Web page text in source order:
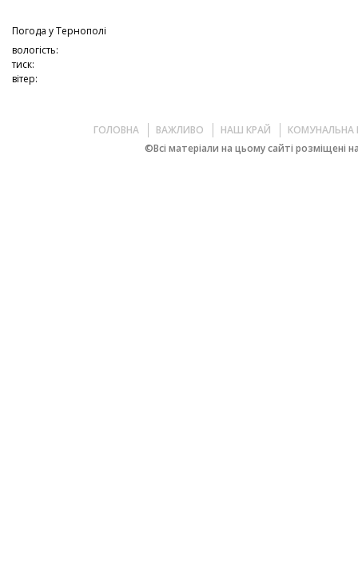
Погода уТернополі
вологість:
тиск:
вітер:
ГОЛОВНА ВАЖЛИВО НАШ КРАЙ
КОМУНАЛЬНА
©Всі матеріали на цьому сайті розміщені